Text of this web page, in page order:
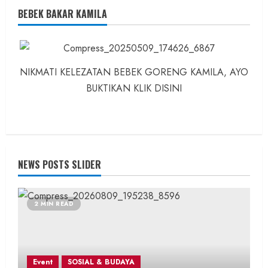
BEBEK BAKAR KAMILA
NIKMATI KELEZATAN BEBEK GORENG KAMILA, AYO
BUKTIKAN KLIK DISINI
NEWS POSTS SLIDER
2 MIN READ
Event SOSIAL & BUDAYA